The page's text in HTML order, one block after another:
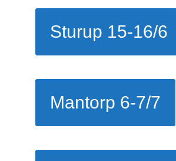
Sturup 15-16/6
Mantorp 6-7/7